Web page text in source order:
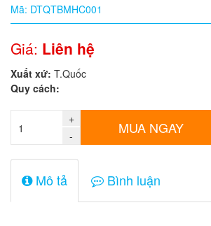
Quy
Giá:
đ
phẩm
Mã: DTQTBMHC001
Giá: Liên hệ
Xuất xứ: T.Quốc
Quy cách:
+
-
MUA NGAY
Mô tả Bình luận